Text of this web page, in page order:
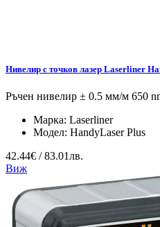
Нивелир с точков лазер Laserliner
Ръчен нивелир ± 0.5 мм/м 650
Марка: Laserliner
Модел: HandyLaser Plus
42.44€ / 83.01лв.
Виж